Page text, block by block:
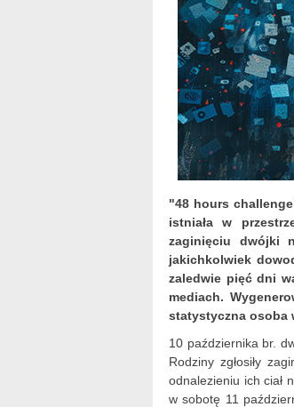
"48 hours
istniała w
zaginięciu dwójki
jakichkolwiek
zaledwie pięć dni
mediach.
statystyczna osoba
10 października br.
Rodziny zgłosiły
odnalezieniu ich ciał
w sobotę 11